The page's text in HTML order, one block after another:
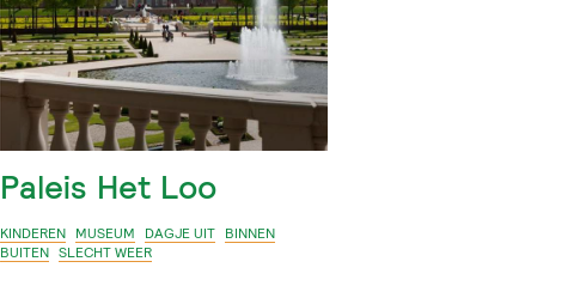
Paleis Het Loo
KINDEREN MUSEUM DAGJE UIT BINNEN
BUITEN SLECHT WEER